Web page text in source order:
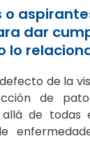
dar
de la
de
de